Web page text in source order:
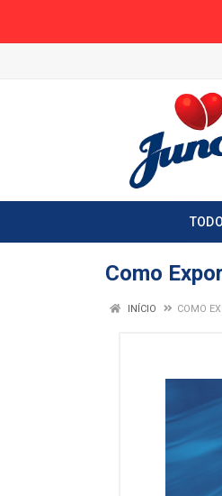
Como
INÍCIO COMO